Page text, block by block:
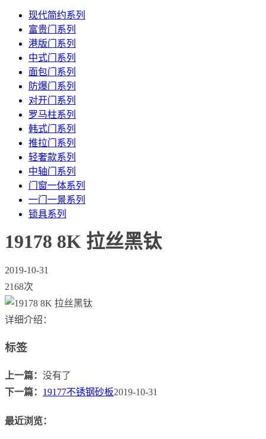
现代简约系列
富贵门系列
港版门系列
中式门系列
面包门系列
防爆门系列
对开门系列
罗马柱系列
韩式门系列
推拉门系列
轻奢款系列
中轴门系列
门窗一体系列
一门一景系列
锁具系列
19178 8K 拉丝黑钛
2019-10-31
2168次
详细介绍：
标签
上一篇： 没有了
下一篇： 19177不锈钢砂板2019-10-31
最近浏览：